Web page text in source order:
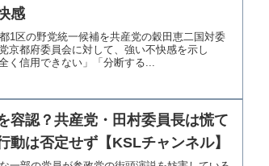
感
1区の野党統一候補を共産党の穀田恵二国対委
京都府委員会に対して、強い不快感を示し
信用できない」「分断する...
容認？共産党・田村委員長は慌て
は否定せず【KSLチャンネル】